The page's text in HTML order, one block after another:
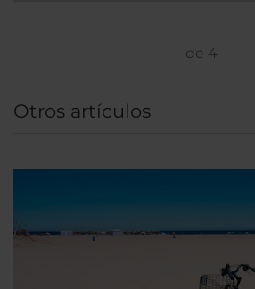
de 4
Otros artículos